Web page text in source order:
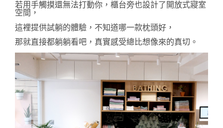
若用手觸摸還無法打動你， 櫃台旁也設計了開放式寢室
空間，
這裡提供試躺的體驗，不知道哪一款枕頭好，
那就直接都躺躺看吧，真實感受總比想像來的真切。